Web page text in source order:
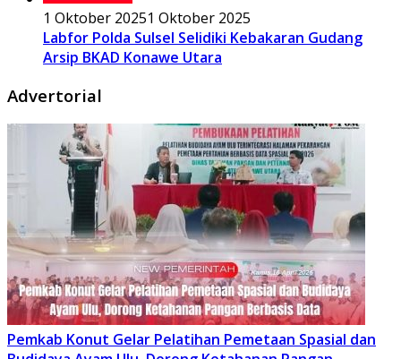
1 Oktober 20251 Oktober 2025
Labfor Polda Sulsel Selidiki Kebakaran Gudang
Arsip BKAD Konawe Utara
Advertorial
Pemkab Konut Gelar Pelatihan Pemetaan Spasial dan